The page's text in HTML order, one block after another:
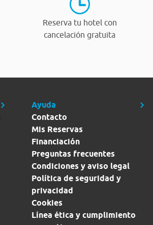
Reserva tu hotel con
cancelación gratuita
Ayuda
Contacto
Mis Reservas
Financiación
Preguntas frecuentes
Condiciones y aviso legal
Política de seguridad y
privacidad
Cookies
Línea ética y cumplimiento